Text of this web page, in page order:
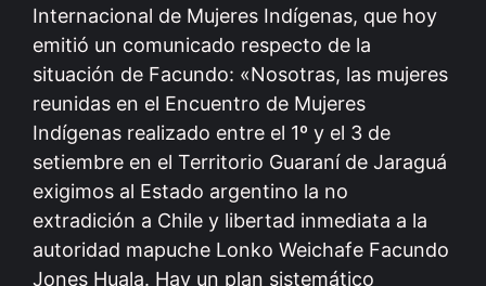
Internacional de Mujeres Indígenas, que hoy
emitió un comunicado respecto de la
situación de Facundo: «Nosotras, las mujeres
reunidas en el Encuentro de Mujeres
Indígenas realizado entre el 1º y el 3 de
setiembre en el Territorio Guaraní de Jaraguá
exigimos al Estado argentino la no
extradición a Chile y libertad inmediata a la
autoridad mapuche Lonko Weichafe Facundo
Jones Huala. Hay un plan sistemático